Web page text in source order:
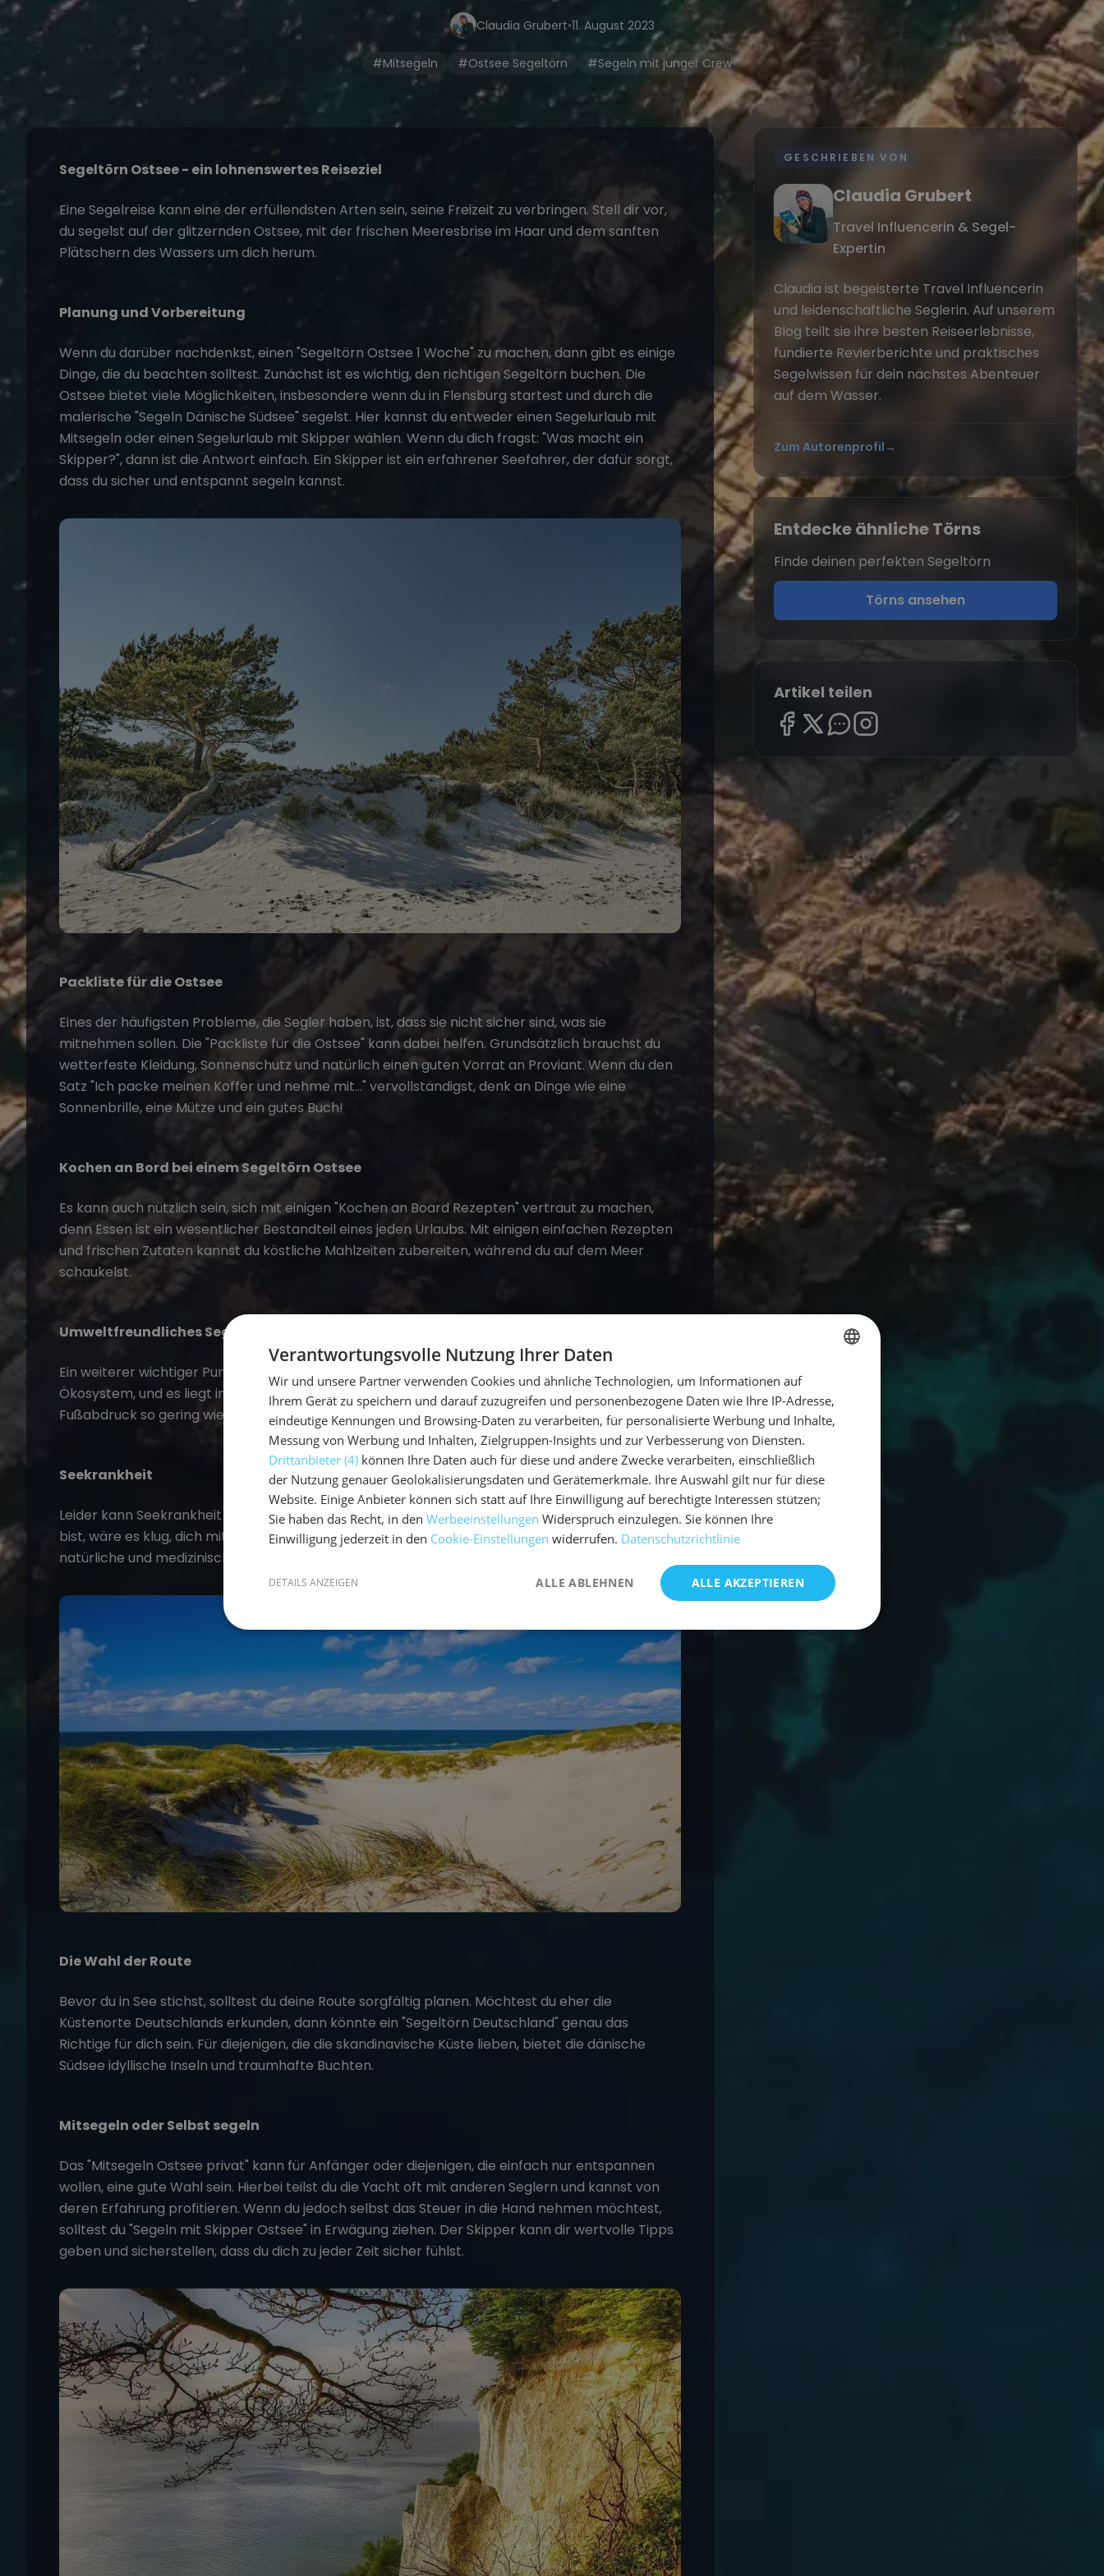
Claudia Grubert•11. August 2023
#Mitsegeln #Ostsee Segeltörn #Segeln mit junger Crew
Segeltörn Ostsee - ein lohnenswertes Reiseziel
Eine Segelreise kann eine der erfüllendsten Arten sein, seine Freizeit zu verbringen. Stell dir vor,
du segelst auf der glitzernden Ostsee, mit der frischen Meeresbrise im Haar und dem sanften
Plätschern des Wassers um dich herum.
Planung und Vorbereitung
Wenn du darüber nachdenkst, einen "Segeltörn Ostsee 1 Woche" zu machen, dann gibt es einige
Dinge, die du beachten solltest. Zunächst ist es wichtig, den richtigen Segeltörn buchen. Die
Ostsee bietet viele Möglichkeiten, insbesondere wenn du in Flensburg startest und durch die
malerische "Segeln Dänische Südsee" segelst. Hier kannst du entweder einen Segelurlaub mit
Mitsegeln oder einen Segelurlaub mit Skipper wählen. Wenn du dich fragst: "Was macht ein
Skipper?", dann ist die Antwort einfach. Ein Skipper ist ein erfahrener Seefahrer, der dafür sorgt,
dass du sicher und entspannt segeln kannst.
Packliste für die Ostsee
Eines der häufigsten Probleme, die Segler haben, ist, dass sie nicht sicher sind, was sie
mitnehmen sollen. Die "Packliste für die Ostsee" kann dabei helfen. Grundsätzlich brauchst du
wetterfeste Kleidung, Sonnenschutz und natürlich einen guten Vorrat an Proviant. Wenn du den
Satz "Ich packe meinen Koffer und nehme mit..." vervollständigst, denk an Dinge wie eine
Sonnenbrille, eine Mütze und ein gutes Buch!
Kochen an Bord bei einemSegeltörn Ostsee
Es kann auch nützlich sein, sich mit einigen "Kochen an Board Rezepten" vertraut zu machen,
denn Essen ist ein wesentlicher Bestandteil eines jeden Urlaubs. Mit einigen einfachen Rezepten
und frischen Zutaten kannst du köstliche Mahlzeiten zubereiten, während du auf dem Meer
schaukelst.
Umweltfreundliches Segeln
Ein weiterer wichtiger Punkt ist das umweltfreundliche Segeln
. Die Ostsee ist ein wertvolles
Ökosystem, und es liegt in unserer Verantwortung, darauf zu achten und unseren ökologischen
Fußabdruck so gering wie möglich zu halten.
Seekrankheit
Leider kann Seekrankheit ein Problem für manche Segler sein. Wenn du anfällig für Seekrankheit
bist, wäre es klug, dich mit
"Mittel gegen Seekrankheit segeln"auszustatten. Es gibt viele
natürliche und medizinische Möglichkeiten, die helfen können.
Die Wahl der Route
Bevor du in See stichst, solltest du deine Route sorgfältig planen. Möchtest du eher die
Küstenorte Deutschlands erkunden, dann könnte ein "Segeltörn Deutschland" genau das
Richtige für dich sein. Für diejenigen, die die skandinavische Küste lieben, bietet die dänische
Südsee idyllische Inseln und traumhafte Buchten.
Mitsegeln oder Selbst segeln
Das "Mitsegeln Ostsee privat" kann für Anfänger oder diejenigen, die einfach nur entspannen
wollen, eine gute Wahl sein. Hierbei teilst du die Yacht oft mit anderen Seglern und kannst von
deren Erfahrung profitieren. Wenn du jedoch selbst das Steuer in die Hand nehmen möchtest,
solltest du "Segeln mit Skipper Ostsee" in Erwägung ziehen. Der Skipper kann dir wertvolle Tipps
geben und sicherstellen, dass du dich zu jeder Zeit sicher fühlst.
GESCHRIEBEN VON
Claudia Grubert
Travel Influencerin & Segel-
Expertin
Claudia ist begeisterte Travel Influencerin
und leidenschaftliche Seglerin. Auf unserem
Blog teilt sie ihre besten Reiseerlebnisse,
fundierte Revierberichte und praktisches
Segelwissen für dein nächstes Abenteuer
auf dem Wasser.
Zum Autorenprofil →
Entdecke ähnliche Törns
Finde deinen perfekten Segeltörn
Törns ansehen
Artikel teilen
GERMAN
Verantwortungsvolle Nutzung Ihrer Daten
Wir und unsere Partner verwenden Cookies und ähnliche Technologien, um Informationen auf
Ihrem Gerät zu speichern und darauf zuzugreifen und personenbezogene Daten wie Ihre IP-Adresse,
eindeutige Kennungen und Browsing-Daten zu verarbeiten, für personalisierte Werbung und Inhalte,
Messung von Werbung und Inhalten, Zielgruppen-Insights und zur Verbesserung von Diensten.
Drittanbieter (4) können Ihre Daten auch für diese und andere Zwecke verarbeiten, einschließlich
der Nutzung genauer Geolokalisierungsdaten und Gerätemerkmale. Ihre Auswahl gilt nur für diese
Website. Einige Anbieter können sich statt auf Ihre Einwilligung auf berechtigte Interessen stützen;
Sie haben das Recht, in den Werbeeinstellungen Widerspruch einzulegen. Sie können Ihre
Einwilligung jederzeit in den Cookie-Einstellungen widerrufen. Datenschutzrichtlinie
ALLE AKZEPTIEREN
ALLE ABLEHNEN
DETAILS ANZEIGEN